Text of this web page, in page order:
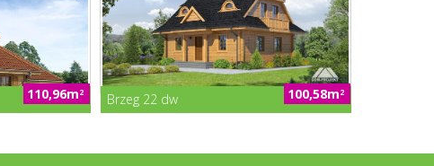
110,96m2 Brzeg 22 dw 100,58m2